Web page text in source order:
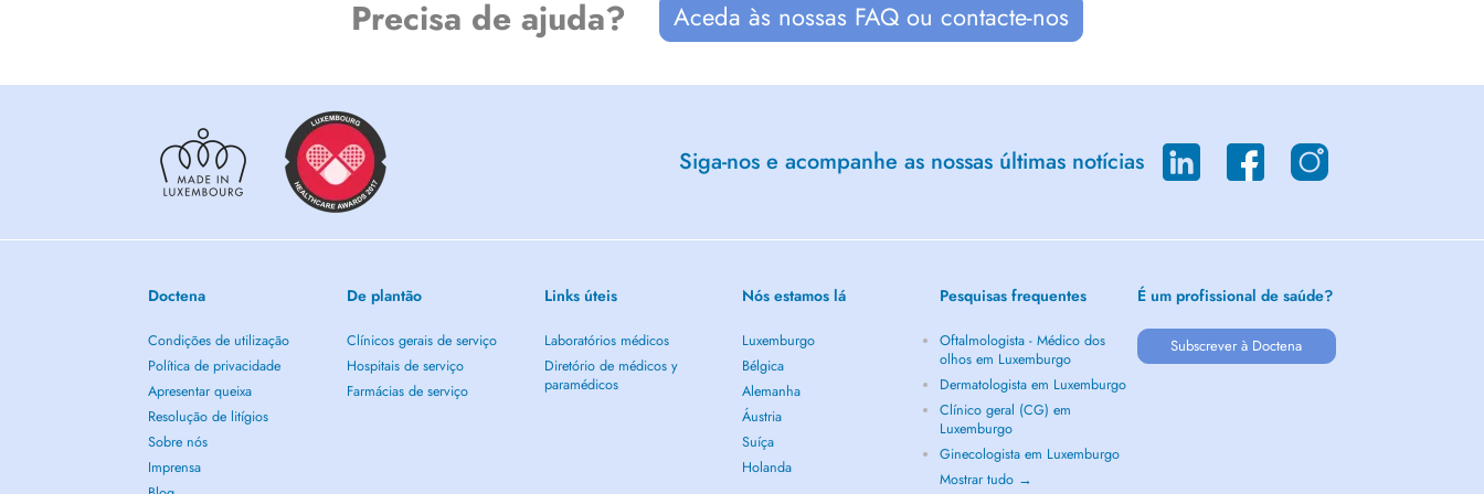
Les entretiens se font en français. Les vidéo-consultations sont possibles.
- à environ 1 km de la collectrice allant vers la France, l'Allemagne, la ville de Luxembourg et
- à 200 mètres de l'arrêt de train « Dudelange-Burange »,
- en face de l'arrêt de bus « Dudelange, Dennewald » (via 9, 800, 804 et 871),
Devant le cabinet : 4 places de stationnement réservées aux patients.
Precisa de ajuda? Aceda às nossas FAQ ou contacte-nos
Siga-nos e acompanhe as nossas últimas notícias
Doctena
Condições de utilização
Política de privacidade
Apresentar queixa
Resolução de litígios
Sobre nós
Imprensa
De plantão
Clínicos gerais de serviço
Hospitais de serviço
Farmácias de serviço
Links úteis
Laboratórios médicos
Diretório de médicos y
paramédicos
Nós estamos lá
Luxemburgo
Bélgica
Alemanha
Áustria
Suíça
Holanda
Pesquisas frequentes
Oftalmologista - Médico dos
olhos em Luxemburgo
Dermatologista em Luxemburgo
Clínico geral (CG) em
Luxemburgo
Ginecologista em Luxemburgo
Mostrar tudo →
É um profissional de saúde?
Subscrever à Doctena